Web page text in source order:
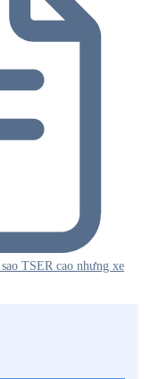
TSER cao nhưng xe